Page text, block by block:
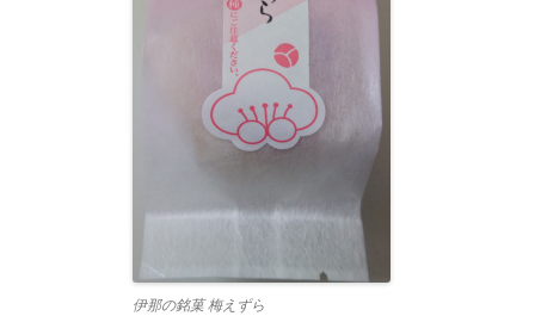
伊那の銘菓 梅えずら